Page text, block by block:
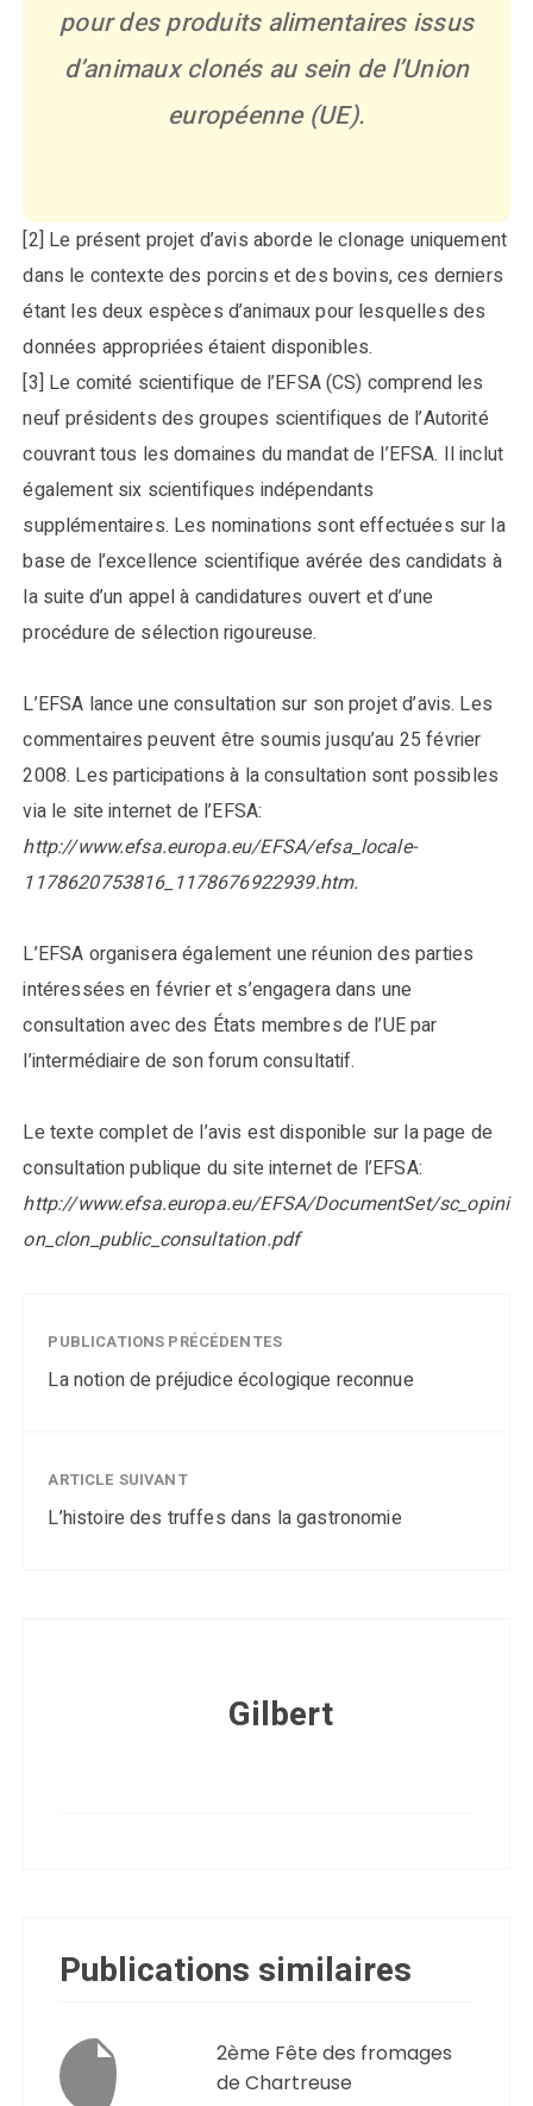
pour des produits alimentaires issus
d’animaux clonés au sein de l’Union
européenne (UE).
[2] Le présent projet d’avis aborde le clonage uniquement
dans le contexte des porcins et des bovins, ces derniers
étant les deux espèces d’animaux pour lesquelles des
données appropriées étaient disponibles.
[3] Le comité scientifique de l’EFSA (CS) comprend les
neuf présidents des groupes scientifiques de l’Autorité
couvrant tous les domaines du mandat de l’EFSA. Il inclut
également six scientifiques indépendants
supplémentaires. Les nominations sont effectuées sur la
base de l’excellence scientifique avérée des candidats à
la suite d’un appel à candidatures ouvert et d’une
procédure de sélection rigoureuse.
L’EFSA lance une consultation sur son projet d’avis. Les
commentaires peuvent être soumis jusqu’au 25 février
2008. Les participations à la consultation sont possibles
via le site internet de l’EFSA:
http://www.efsa.europa.eu/EFSA/efsa_locale-
1178620753816_1178676922939.htm.
L’EFSA organisera également une réunion des parties
intéressées en février et s’engagera dans une
consultation avec des États membres de l’UE par
l’intermédiaire de son forum consultatif.
Le texte complet de l’avis est disponible sur la page de
consultation publique du site internet de l’EFSA:
http://www.efsa.europa.eu/EFSA/DocumentSet/sc_opini
on_clon_public_consultation.pdf
PUBLICATIONS PRÉCÉDENTES
La notion de préjudice écologique reconnue
ARTICLE SUIVANT
L’histoire des truffes dans la gastronomie
Gilbert
Publications similaires
2ème Fête des fromages
de Chartreuse